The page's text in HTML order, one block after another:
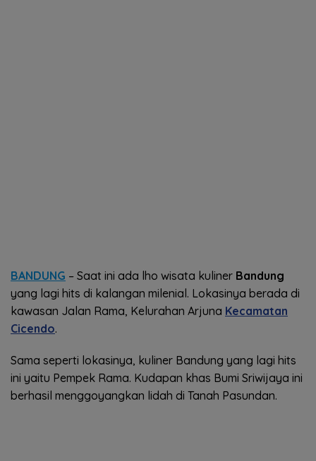
BANDUNG – Saat ini ada lho wisata kuliner Bandung
yang lagi hits di kalangan milenial. Lokasinya berada di
kawasan Jalan Rama, Kelurahan Arjuna Kecamatan
Cicendo.
Sama seperti lokasinya, kuliner Bandung yang lagi hits
ini yaitu Pempek Rama. Kudapan khas Bumi Sriwijaya ini
berhasil menggoyangkan lidah di Tanah Pasundan.